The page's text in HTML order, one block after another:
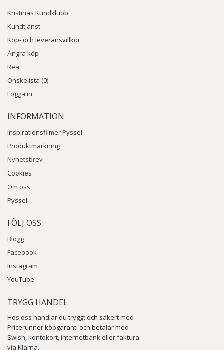
Kristinas Kundklubb
Kundtjänst
Köp- och leveransvillkor
Ångra köp
Rea
Önskelista (0)
Logga in
INFORMATION
Inspirationsfilmer Pyssel
Produktmärkning
Nyhetsbrev
Cookies
Om oss
Pyssel
FÖLJ OSS
Blogg
Facebook
Instagram
YouTube
TRYGG HANDEL
Hos oss handlar du tryggt och säkert med
Pricerunner köpgaranti och betalar med
Swish, kontokort, internetbank eller faktura
via Klarna.